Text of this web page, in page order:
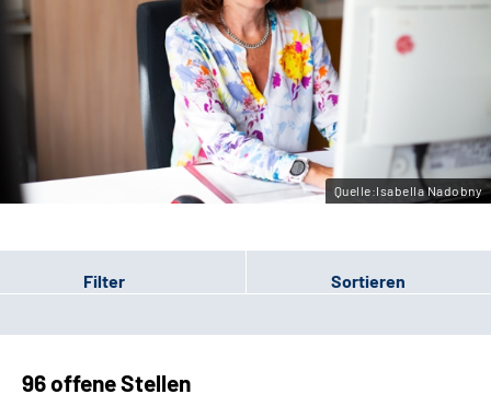
Erweiterte Suche
Gebärdensprache
Leichte Sprache
Quelle:Isabella Nadobny
Filter Sortieren
96 offene Stellen